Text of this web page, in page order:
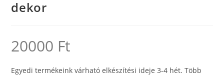
dekor
20000 Ft
Egyedi termékeink várható elkészítési ideje 3-4 hét. Több